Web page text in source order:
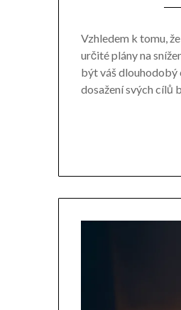
Vzhledem k tomu,
určité plány na
být váš dlouhodobý
dosažení svých cílů